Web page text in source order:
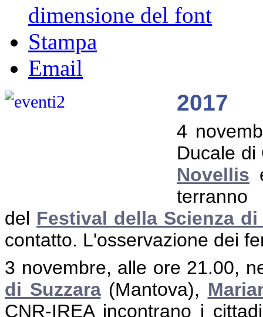
dimensione del font
Stampa
Email
2017
4
Ducale
Novellis
del Festival della Scienza di
contatto. L'osservazione dei
3 novembre, alle ore 21.00,
di Suzzara(Mantova),
CNR-IREA incontrano i